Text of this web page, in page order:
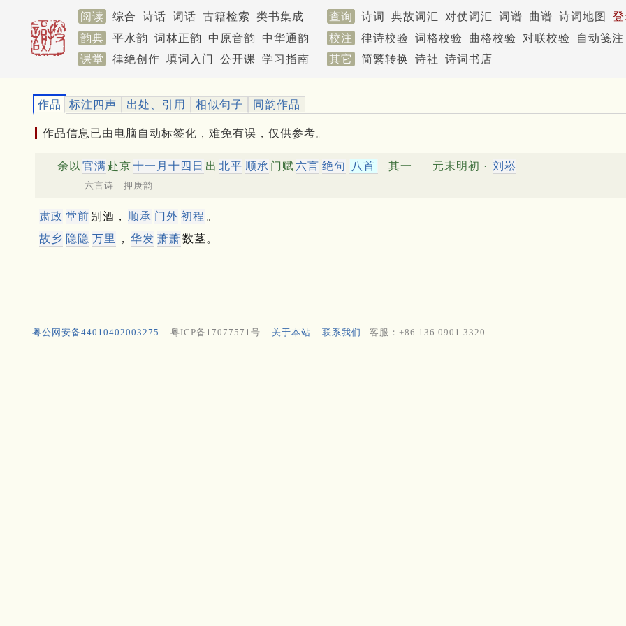
阅读 综合 诗话 词话 古籍检索 类书集成 查询 诗词 典故词汇 对仗词汇 词谱 曲谱 诗词地图
韵典
平水韵 词林正韵 中原音韵 中华通韵 校注 律诗校验 词格校验 曲格校验 对联校验
自动笺注
课堂
律绝创作 填词入门 公开课 学习指南 其它 简繁转换 诗社 诗词书店
作品 标注四声 出处、引用 相似句子 同韵作品
作品信息已由电脑自动标签化，难免有误，仅供参考。
余以 官满 赴京十一月十四日 出 北平 顺承 门赋 六言 绝句 八首 其一 元末明初 · 刘崧
六言诗 押庚韵
肃政 堂前 别酒， 顺承 门外 初程 。
故乡 隐隐 万里 ， 华发 萧萧数茎。
粤公网安备44010402003275 粤ICP备17077571号 关于本站 联系我们 客服：+86 136 0901 3320